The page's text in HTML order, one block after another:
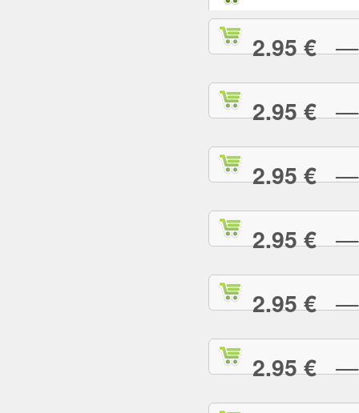
2.95 €—
2.95 €—
2.95 €—
2.95 €—
2.95 €—
2.95 €—